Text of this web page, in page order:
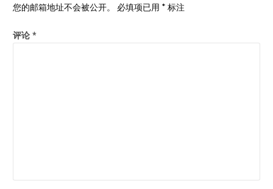
您的邮箱地址不会被公开。 必填项已用 * 标注
评论 *